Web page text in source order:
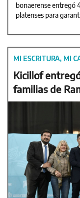
bonaerense entregó
platenses para
MI ESCRITURA, MI
Kicillof
familias de